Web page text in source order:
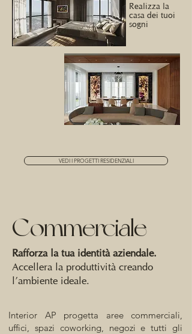
Realizza la
casa dei tuoi
sogni
VEDI I PROGETTI RESIDENZIALI
Commerciale
Rafforza la tua identità aziendale.
Accellera la produttività creando
l’ambiente ideale.
Interior AP progetta aree commerciali,
uffici, spazi coworking, negozi e tutti gli